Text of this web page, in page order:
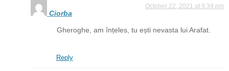
Ciorba
October 22, 2021 at 9:34 pm
Gheroghe, am înțeles, tu ești nevasta lui Arafat.
Reply